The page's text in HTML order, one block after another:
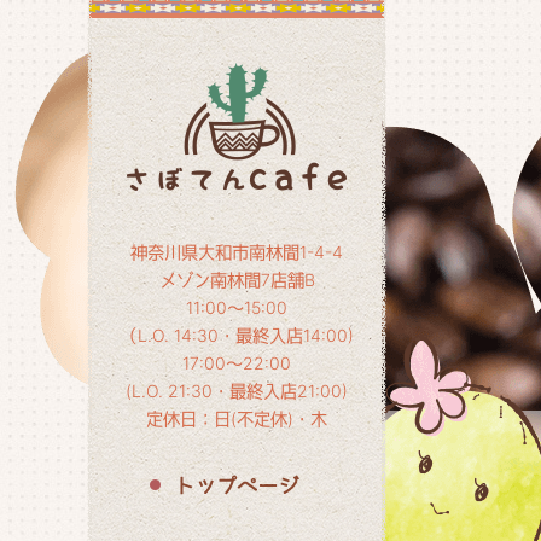
神奈川県大和市南林間1-4-4
メゾン南林間7店舗B
11:00～15:00
（L.O. 14:30・最終入店14:00)
17:00～22:00
(L.O. 21:30・最終入店21:00)
定休日：日(不定休)・木